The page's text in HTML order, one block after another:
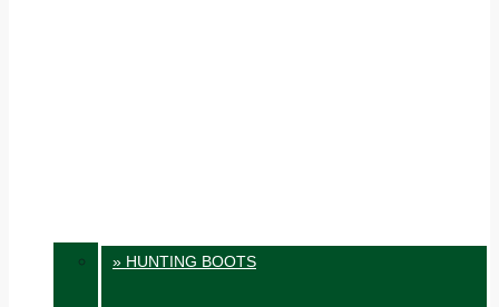
» HUNTING BOOTS